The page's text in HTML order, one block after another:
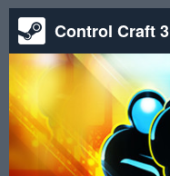
Control Craft 3